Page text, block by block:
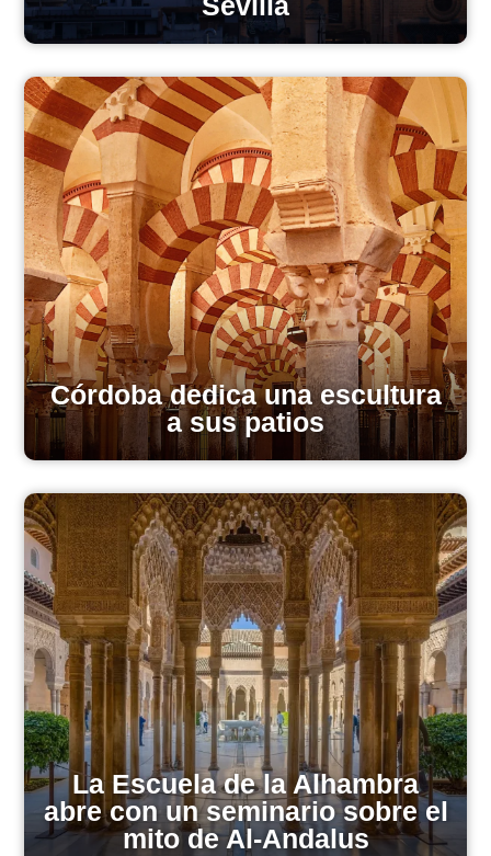
Córdoba dedica una escultura
a sus patios
La Escuela de la Alhambra
abre con un seminario sobre el
mito de Al-Andalus